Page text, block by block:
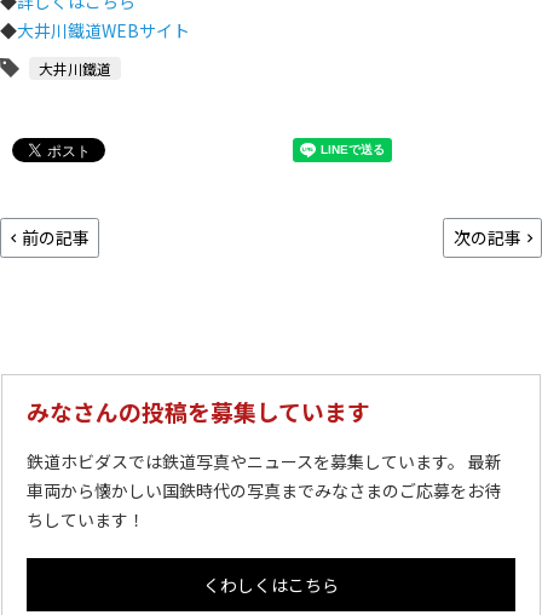
◆大井川鐵道WEBサイト
大井川鐵道
前の記事 次の記事
みなさんの投稿を募集しています
鉄道ホビダスでは鉄道写真やニュースを募集しています。 最新
車両から懐かしい国鉄時代の写真までみなさまのご応募をお待
ちしています！
くわしくはこちら